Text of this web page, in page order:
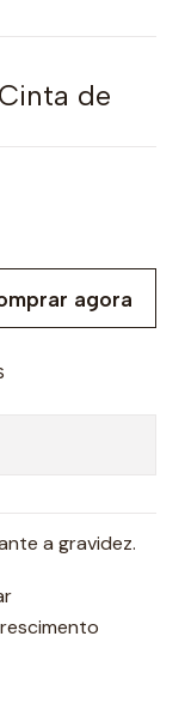
de
agora
a gravidez.